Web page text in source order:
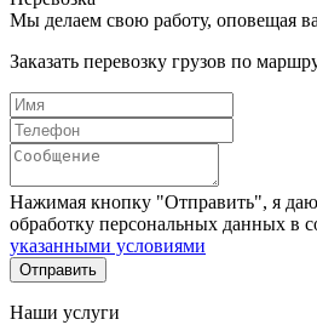
Мы делаем свою работу, оповещая
Заказать перевозку грузов по
Нажимая кнопку "Отправить", я даю
обработку персональных данных в
указанными условиями
Отправить
Наши услуги